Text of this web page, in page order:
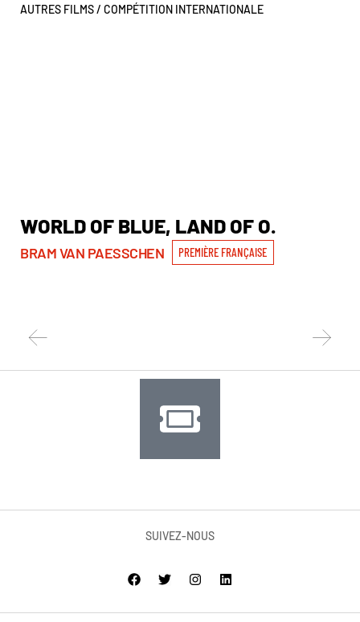
AUTRES FILMS / COMPÉTITION INTERNATIONALE
WORLD OF BLUE, LAND OF O.
BRAM VAN PAESSCHEN PREMIÈRE FRANÇAISE
SUIVEZ-NOUS